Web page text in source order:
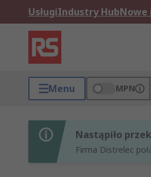
UsługiIndustry Hub
Menu MPN
Nastąpiło
Firma Distrelec